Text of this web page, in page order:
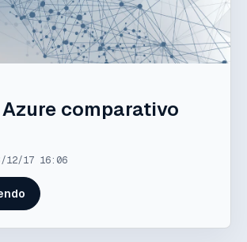
Azure comparativo
12/17 16:06